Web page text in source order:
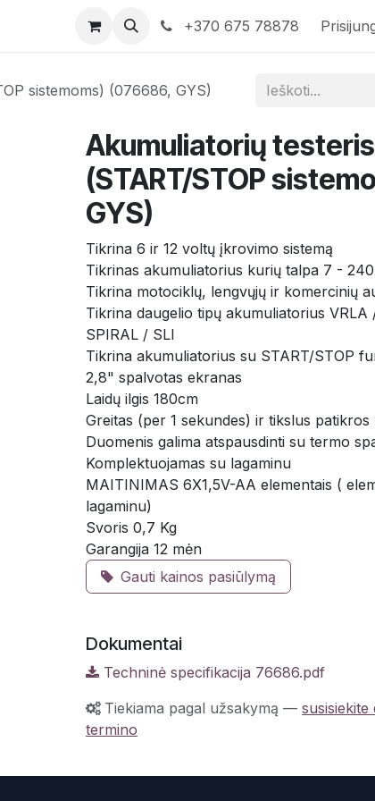
+370 675 78878
sistemoms) (076686, GYS)
Akumuliatorių testeris
(START/STOP
GYS)
Tikrina 6 ir 12 voltų įkrovimo sistemą
Tikrinas akumuliatorius kurių talpa 7 -
Tikrina motociklų, lengvųjų ir komercinių
Tikrina daugelio tipų akumuliatorius
SPIRAL / SLI
Tikrina akumuliatorius su START/STOP
2,8" spalvotas ekranas
Laidų ilgis 180cm
Greitas (per 1 sekundes) ir tikslus
Duomenis galima atspausdinti su termo
Komplektuojamas su lagaminu
MAITINIMAS 6X1,5V-AA elementais (
lagaminu)
Svoris 0,7 Kg
Garangija 12 mėn
Gauti kainos pasiūlymą
Dokumentai
Techninė specifikacija 76686.pdf
Tiekiama pagal užsakymą —
termino